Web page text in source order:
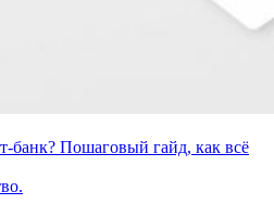
банк? Пошаговый гайд, как всё